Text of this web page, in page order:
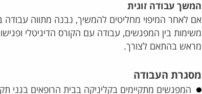
המשך עבודה זוגית
אם לאחר המיפוי מחליטים להמשיך, נבנה מתווה עבודה
משימות בין המפגשים, עבודה עם הקורס הדיגיטלי
מראש בהתאם לצורך.
מסגרת העבודה
המפגשים מתקיימים בקליניקה בבית הרופאים בגני